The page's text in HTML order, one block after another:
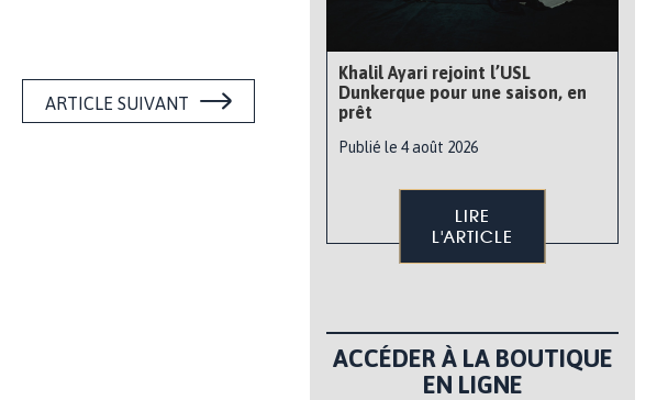
ARTICLE SUIVANT
Khalil Ayari rejoint l’USL
Dunkerque pour une saison, en
prêt
Publié le 4 août 2026
LIRE
L'ARTICLE
ACCÉDER À LA BOUTIQUE
EN LIGNE